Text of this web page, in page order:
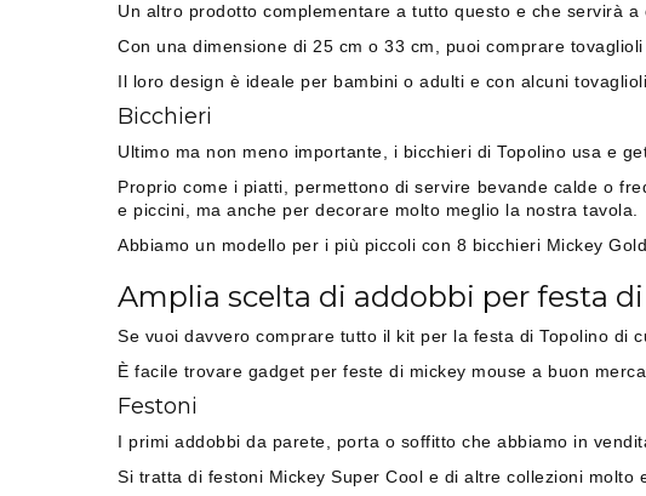
Un altro prodotto complementare a tutto questo e che servirà
Con una dimensione di 25 cm o 33 cm, puoi comprare
Il loro design è ideale per bambini o adulti e con alcuni
Bicchieri
Ultimo ma non meno importante, i bicchieri di Topolino usa e
Proprio come i piatti, permettono di servire bevande calde o
e piccini, ma anche per decorare molto meglio la nostra tavola.
Abbiamo un modello per i più piccoli con 8 bicchieri Mickey
Amplia scelta di addobbi per festa
Se vuoi davvero comprare tutto il kit per la festa di Topolino di
È facile trovare gadget per feste di mickey mouse a buon
Festoni
I primi addobbi da parete, porta o soffitto che abbiamo in
Si tratta di festoni Mickey Super Cool e di altre collezioni molto